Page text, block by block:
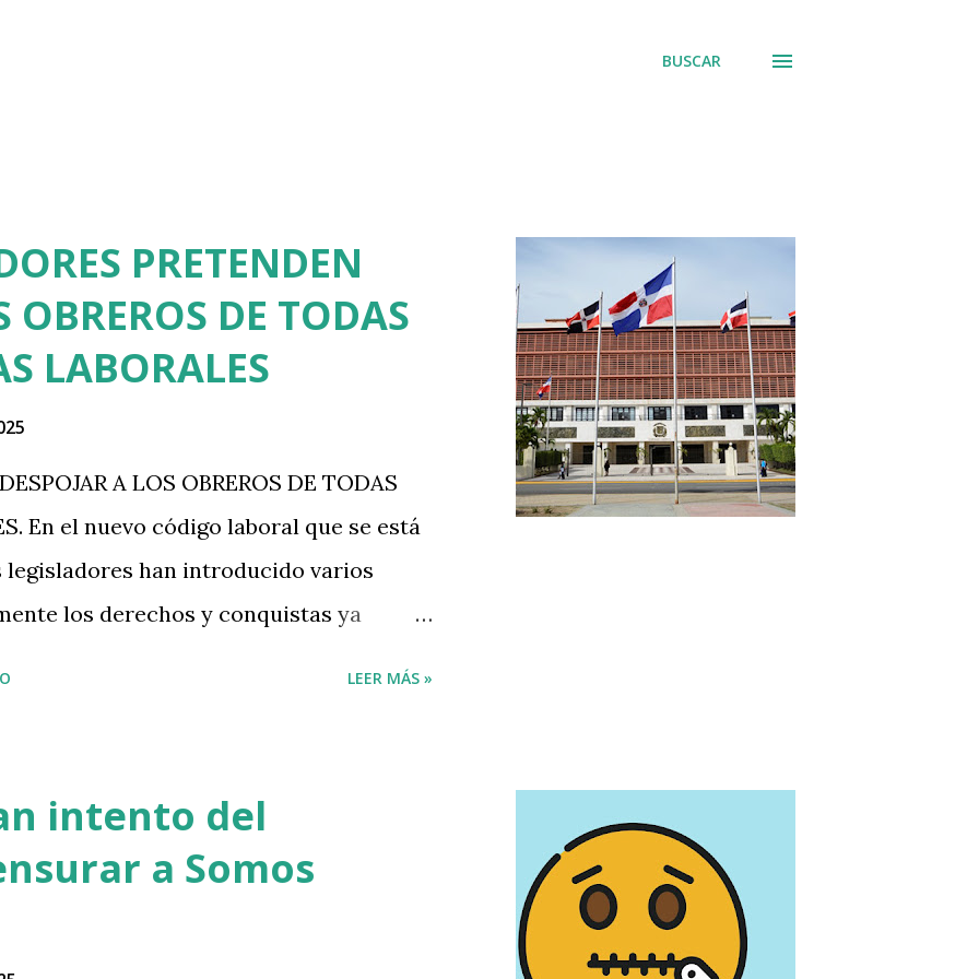
BUSCAR
PRETENDEN
OBREROS DE TODAS
LABORALES
A LOS OBREROS DE TODAS
En el nuevo código laboral que se está
legisladores han introducido varios
los derechos y conquistas ya
Rodríguez: ¿Una reforma laboral
📻 Sintoniza Panorama 96.9 FM 📞
8434 (Internacional) 🌐 Visítanos:
LEER MÁS »
intento del
a Somos